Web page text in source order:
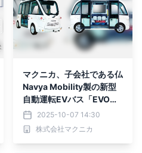
マクニカ、子会社である仏
Navya Mobility製の新型
自動運転EVバス「EVO
3」を発表
2025-10-07 14:30
株式会社マクニカ